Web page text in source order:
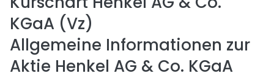
KGaA (Vz)
Allgemeine Informationen zur
Aktie Henkel AG & Co. KGaA